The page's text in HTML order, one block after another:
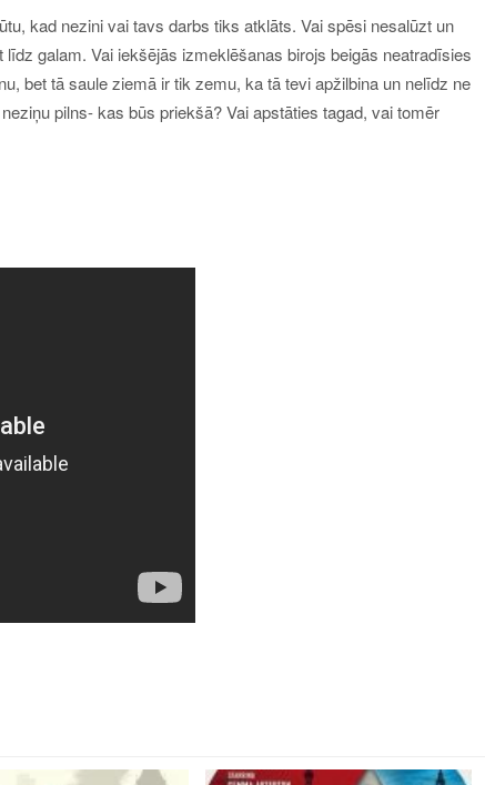
kad nezini vai tavs darbs tiks atklāts. Vai spēsi nesalūzt un
galam. Vai iekšējās izmeklēšanas birojs beigās neatradīsies
bet tā saule ziemā ir tik zemu, ka tā tevi apžilbina un nelīdz ne
pilns- kas būs priekšā? Vai apstāties tagad, vai tomēr